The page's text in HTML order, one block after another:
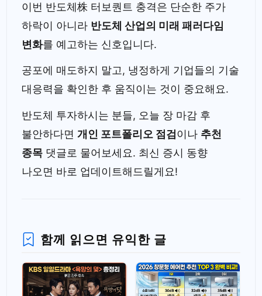
이번 반도체株 터보퀀트 충격은 단순한 주가
하락이 아니라 반도체 산업의 미래 패러다임
변화를 예고하는 신호입니다.
공포에 매도하지 말고, 냉정하게 기업들의 기술
대응력을 확인한 후 움직이는 것이 중요해요.
반도체 투자하시는 분들, 오늘 장 마감 후
불안하다면 개인 포트폴리오 점검이나 추천
종목댓글로 물어보세요. 최신 증시 동향
나오면 바로 업데이트해드릴게요!
함께 읽으면 유익한 글